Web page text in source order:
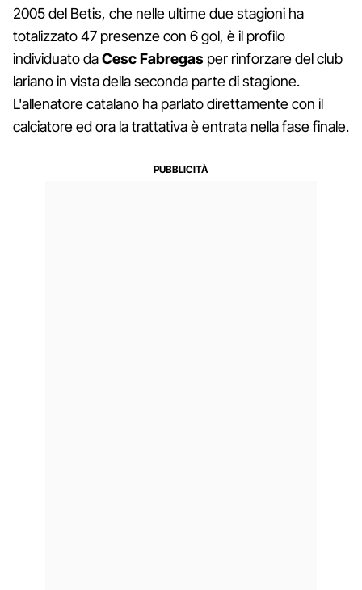
2005 del Betis, che nelle ultime due stagioni ha
totalizzato 47 presenze con 6 gol, è il profilo
individuato daCesc Fabregas per rinforzare del club
lariano in vista della seconda parte di stagione.
L'allenatore catalano ha parlato direttamente con il
calciatore ed ora la trattativa è entrata nella fase finale.